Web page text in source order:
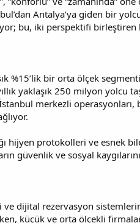
Antalya’ya giden bir
bu, iki perspektifi birleştiren
%15’lik bir orta ölçek
yaklaşık 250 milyon yolcu
merkezli
hijyen protokolleri ve esnek
güvenlik ve sosyal
dijital rezervasyon
küçük ve orta ölçekli